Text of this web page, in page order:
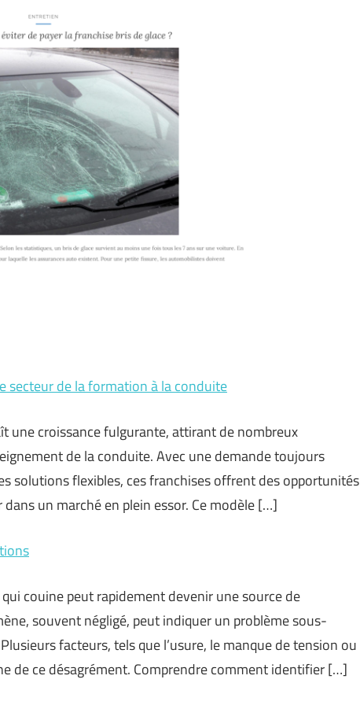
secteur de la formation à la conduite
une croissance fulgurante, attirant de nombreux
de la conduite. Avec une demande toujours
solutions flexibles, ces franchises offrent des opportunités
un marché en plein essor. Ce modèle […]
couine peut rapidement devenir une source de
souvent négligé, peut indiquer un problème sous-
facteurs, tels que l’usure, le manque de tension ou
de ce désagrément. Comprendre comment identifier […]